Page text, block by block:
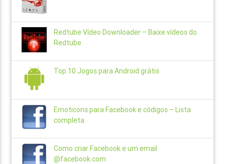
Redtube Vídeo Downloader – Baixe vídeos do
Redtube
Top 10 Jogos para Android grátis
Emoticons para Facebook e códigos – Lista
completa
Como criar Facebook e um email
@facebook.com